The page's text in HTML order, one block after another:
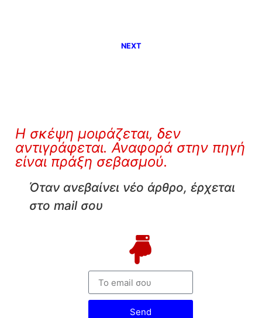
NEXT
Η σκέψη μοιράζεται, δεν
αντιγράφεται. Αναφορά στην πηγή
είναι πράξη σεβασμού.
Όταν ανεβαίνει νέο άρθρο, έρχεται
στο mail σου
Send